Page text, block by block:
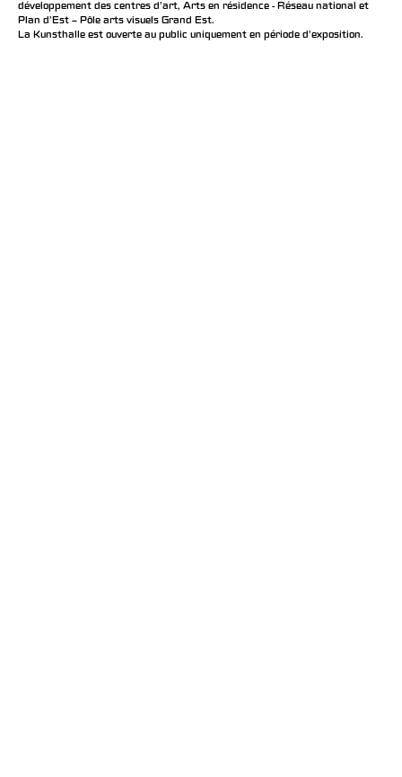
développement des centres d'art, Arts en résidence - Réseau national et
Plan d’Est – Pôle arts visuels Grand Est.
La Kunsthalle est ouverte au public uniquement en période d'exposition.